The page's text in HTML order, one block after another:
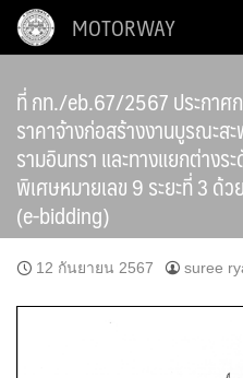
Skip
MOTORWAY
ที่ กท./eb.67/2567 ประกาศ
ราคาจ้างก่อสร้างงานบูรณะส
รามอินทรา และทางแยกต่าง
พิเศษหมายเลข 9 ระยะที่ 3 ด้
(e-bidding)
12 กันยายน 2567 suree